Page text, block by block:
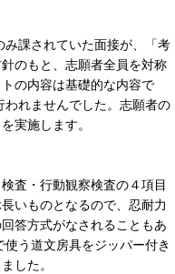
課されていた面接が、「考
のもと、志願者全員を対称
の内容は基礎的な内容で
れませんでした。志願者の
実施します。
査・行動観察検査の４項目
いものとなるので、忍耐力
答方式がなされることもあ
う道文房具をジッパー付き
した。